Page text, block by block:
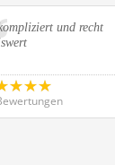
und recht